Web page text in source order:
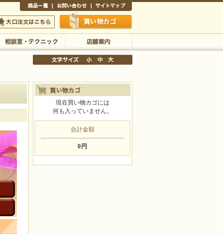
注文はこちら
買い物かご
店舗案内
文字サイズの変更 小
現在買い物カゴには
何も入っていません。
合計金額
0円